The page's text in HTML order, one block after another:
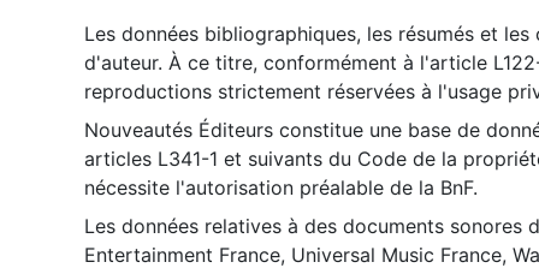
Les données bibliographiques, les résumés et
d'auteur. À ce titre, conformément à l'article
reproductions strictement réservées à l'usage
Nouveautés Éditeurs constitue une base de
articles L341-1 et suivants du Code de la
nécessite l'autorisation préalable de la BnF.
Les données relatives à des documents sonores
Entertainment France, Universal Music France,